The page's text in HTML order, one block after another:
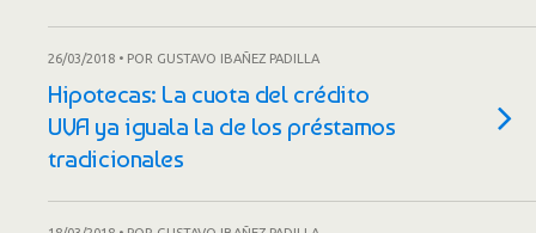
26/03/2018 • POR GUSTAVO IBAÑEZ PADILLA
Hipotecas: La cuota del crédito
UVA ya iguala la de los préstamos
tradicionales